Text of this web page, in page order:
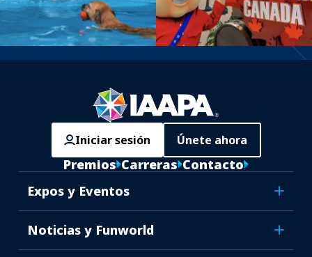
Iniciar sesión Únete ahora
Premios Carreras Contacto
Expos y Eventos
Noticias y Funworld